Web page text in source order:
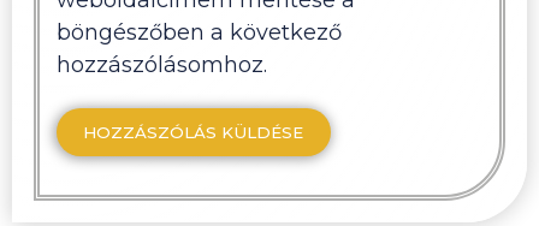
böngészőben a következő
hozzászólásomhoz.